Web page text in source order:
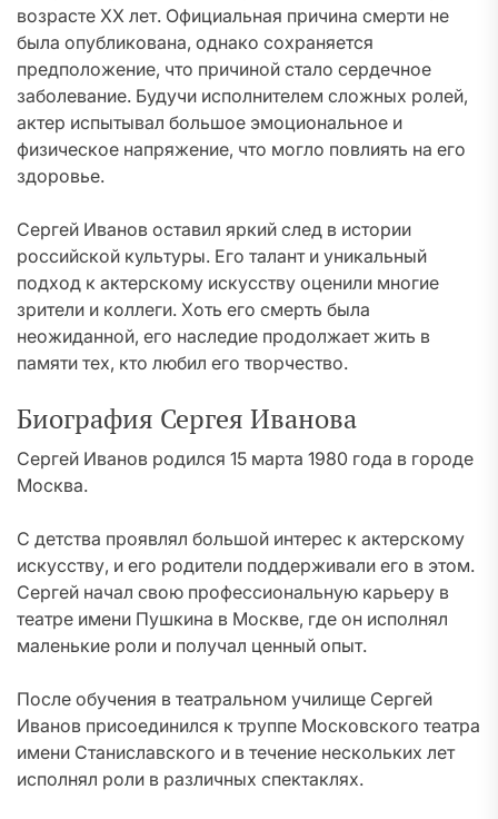
возрасте XX лет. Официальная причина смерти не
была опубликована, однако сохраняется
предположение, что причиной стало сердечное
заболевание. Будучи исполнителем сложных ролей,
актер испытывал большое эмоциональное и
физическое напряжение, что могло повлиять на его
здоровье.
Сергей Иванов оставил яркий след в истории
российской культуры. Его талант и уникальный
подход к актерскому искусству оценили многие
зрители и коллеги. Хоть его смерть была
неожиданной, его наследие продолжает жить в
памяти тех, кто любил его творчество.
Биография Сергея Иванова
Сергей Иванов родился 15 марта 1980 года в городе
Москва.
С детства проявлял большой интерес к актерскому
искусству, и его родители поддерживали его в этом.
Сергей начал свою профессиональную карьеру в
театре имени Пушкина в Москве, где он исполнял
маленькие роли и получал ценный опыт.
После обучения в театральном училище Сергей
Иванов присоединился к труппе Московского театра
имени Станиславского и в течение нескольких лет
исполнял роли в различных спектаклях.